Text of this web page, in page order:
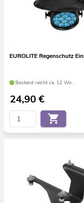
EUROLITE Regenschutz
Bestand reicht ca. 12 Wo.
24,90€